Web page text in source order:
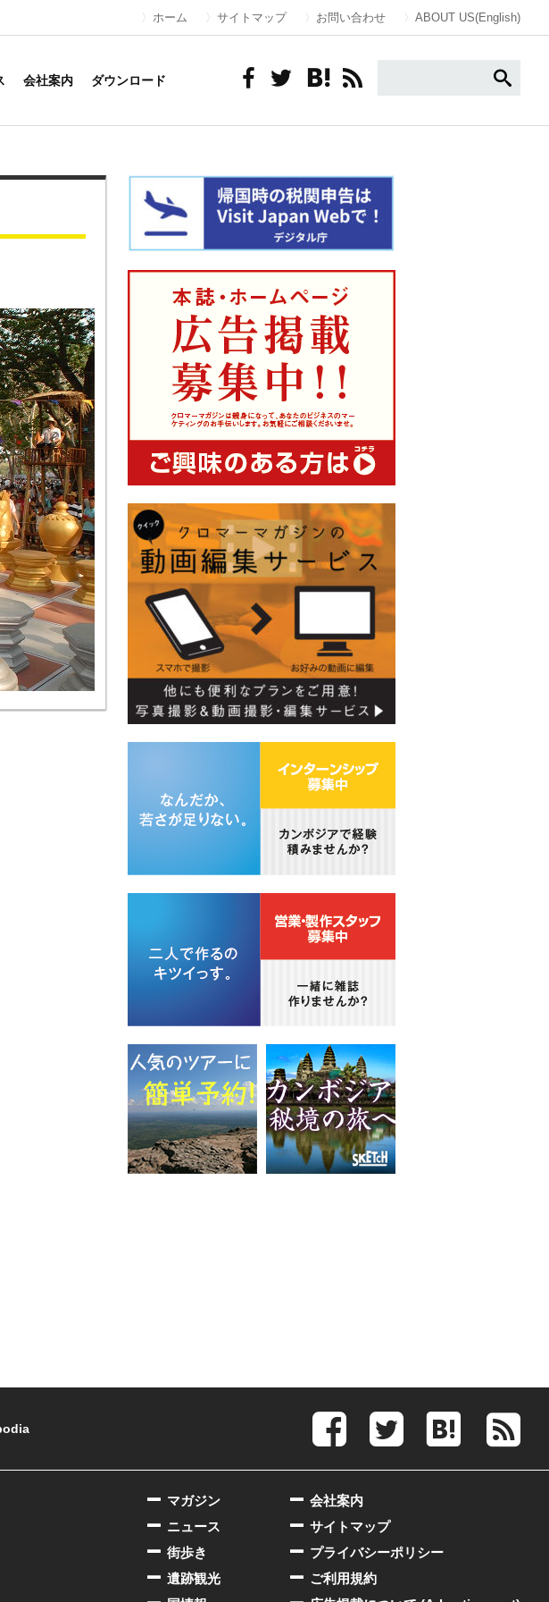
ホーム サイトマップ お問い合わせ ABOUT US(English)
会社案内 ダウンロード
会社案内
サイトマップ
プライバシーポリシー
ご利用規約
マガジン
ニュース
街歩き
遺跡観光